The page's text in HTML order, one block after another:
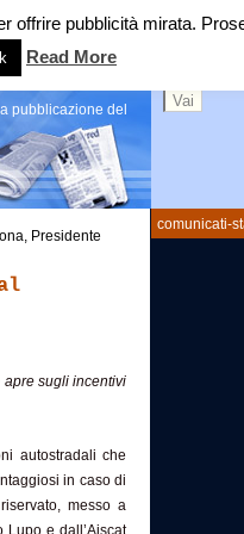
comunicati-
pubblicazione del
Presidente
apre sugli incentivi
autostradali che
in caso di
messo a
Lupo e dall’Aiscat
pubblicità mirata.
Read More